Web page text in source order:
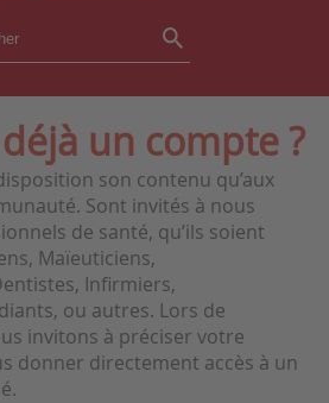
ÉVÉNEMENTS
INSTITUTIONS
DE PRESSE
EN RÉSUMÉ
un compte ?
son contenu qu’aux
Sont invités à nous
de santé, qu’ils soient
Maïeuticiens,
Infirmiers,
ou autres. Lors de
invitons à préciser votre
donner directement accès à un